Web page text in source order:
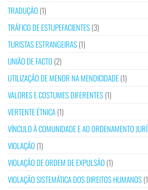
TRADUÇÃO (1)
TRÁFICO DE ESTUPEFACIENTES(3)
TURISTAS ESTRANGEIRAS(1)
UNIÃO DE FACTO (2)
UTILIZAÇÃO DE MENOR NA MENDICIDADE(1)
VALORES E COSTUMES DIFERENTES(1)
VERTENTE ÉTNICA(1)
VÍNCULO À COMUNIDADE E AO ORDENAMENTO
VIOLAÇÃO (1)
VIOLAÇÃO DE ORDEM DE EXPULSÃO (1)
VIOLAÇÃO SISTEMÁTICA DOS DIREITOS HUMANOS